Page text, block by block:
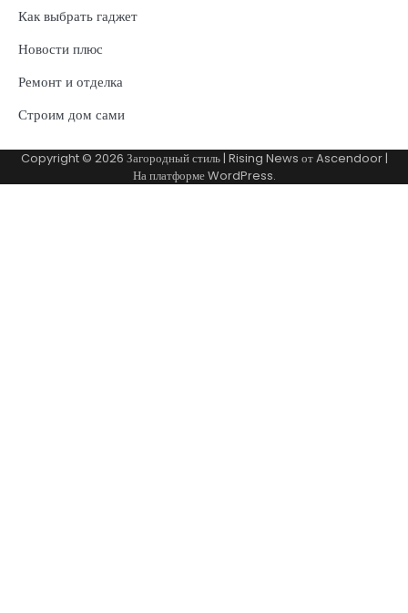
Как выбрать гаджет
Новости плюс
Ремонт и отделка
Строим дом сами
Copyright © 2026 Загородный стиль| Rising News отAscendoor|
На платформеWordPress.